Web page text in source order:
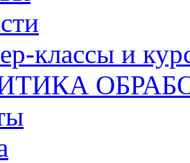
классы и